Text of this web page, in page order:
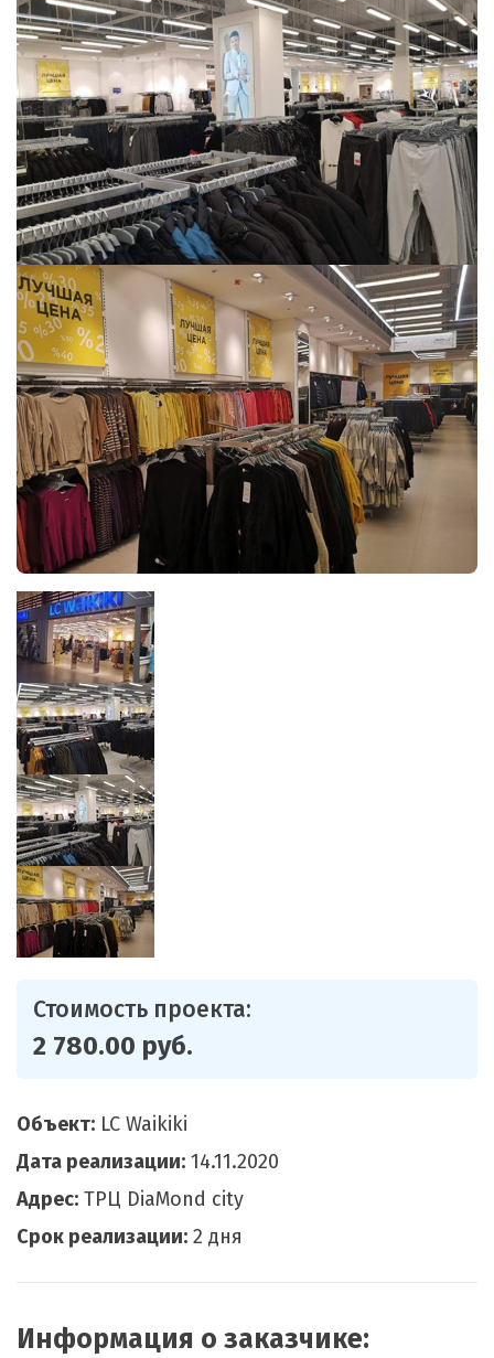
Стоимость проекта:
2 780.00 руб.
Объект: LC Waikiki
Дата реализации: 14.11.2020
Адрес: ТРЦ DiaMond city
Срок реализации: 2 дня
Информация о заказчике: